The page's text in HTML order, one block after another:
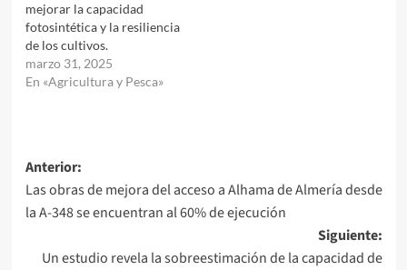
mejorar la capacidad
fotosintética y la resiliencia
de los cultivos.
marzo 31, 2025
En «Agricultura y Pesca»
Navegación
de
entradas
Anterior:
Las obras de mejora del acceso a Alhama de Almería desde
la A-348 se encuentran al 60% de ejecución
Siguiente:
Un estudio revela la sobreestimación de la capacidad de